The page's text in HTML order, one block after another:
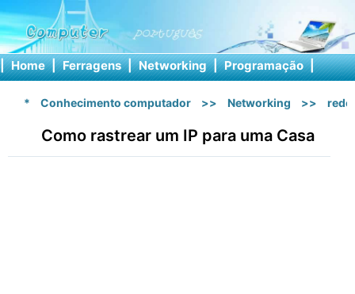
| Home | Ferragens | Networking | Programação |
* Conhecimento computador >> Networking >> rede
Como rastrear um IP para uma Casa